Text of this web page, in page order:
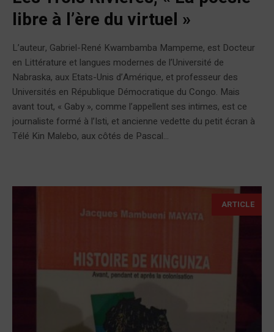
libre à l’ère du virtuel »
L’auteur, Gabriel-René Kwambamba Mampeme, est Docteur
en Littérature et langues modernes de l’Université de
Nabraska, aux Etats-Unis d’Amérique, et professeur des
Universités en République Démocratique du Congo. Mais
avant tout, « Gaby », comme l’appellent ses intimes, est ce
journaliste formé à l’Isti, et ancienne vedette du petit écran à
Télé Kin Malebo, aux côtés de Pascal...
ARTICLE